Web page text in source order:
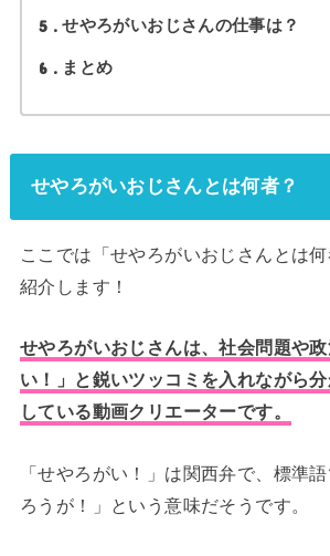
5 せやろがいおじさんの仕事は？
6 まとめ
せやろがいおじさんとは何者？
ここでは「せやろがいおじさんとは
紹介します！
せやろがいおじさんは、社会問題や
い！」と鋭いツッコミを入れながら
している動画クリエーターです。
「せやろがい！」は関西弁で、標準
ろうが！」という意味だそうです。